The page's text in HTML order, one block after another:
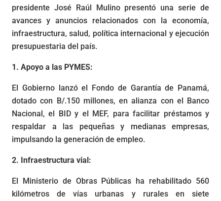
presidente José Raúl Mulino presentó una serie de
avances y anuncios relacionados con la economía,
infraestructura, salud, política internacional y ejecución
presupuestaria del país.
1. Apoyo a las PYMES:
El Gobierno lanzó el Fondo de Garantía de Panamá,
dotado con B/.150 millones, en alianza con el Banco
Nacional, el BID y el MEF, para facilitar préstamos y
respaldar a las pequeñas y medianas empresas,
impulsando la generación de empleo.
2. Infraestructura vial:
El Ministerio de Obras Públicas ha rehabilitado 560
kilómetros de vías urbanas y rurales en siete